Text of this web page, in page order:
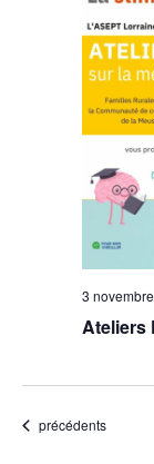
Ateliers
3
Évènements
précédents